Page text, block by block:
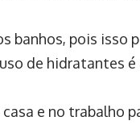
banhos, pois isso
de hidratantes
e no trabalho